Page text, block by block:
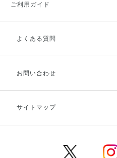
ご利用ガイド
ご利用ガイドトップ
お支払方法
キャンセル・返品・交換
よくある質問
お問い合わせ
サイトマップ